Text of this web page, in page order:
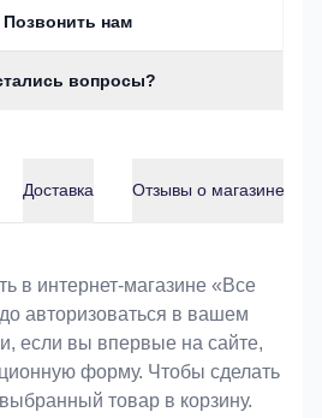
Позвонить нам
вопросы?
Доставка Отзывы о магазине
в интернет-магазине «Bce
авторизоваться в вашем
если вы впервые на сайте,
форму. Чтобы сделать
товар в корзину.